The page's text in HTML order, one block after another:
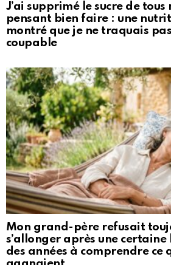
J’ai supprimé le sucre de tous
pensant bien faire : une
montré que je ne traquais
coupable
Mon grand-père refusait
s’allonger après une certaine
des années à comprendre ce